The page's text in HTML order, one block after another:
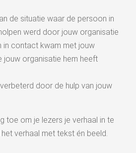
de situatie waar de persoon in
werd door jouw organisatie
in contact kwam met jouw
jouw organisatie hem heeft
door de hulp van jouw
toe om je lezers je verhaal in te
verhaal met tekst én beeld.